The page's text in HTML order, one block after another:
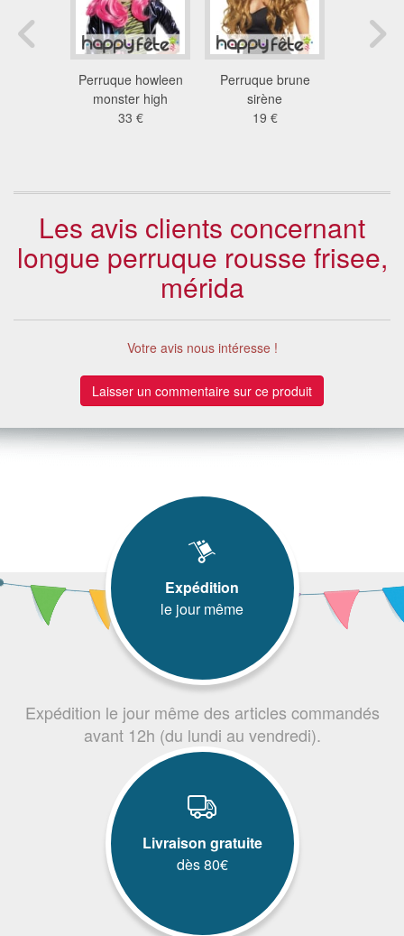
Perruque howleen
monster high
33 €
Perruque brune
sirène
19 €
Les avis clients concernant
longue perruque rousse frisee,
mérida
Votre avis nous intéresse !
Laisser un commentaire sur ce produit
Expédition
le jour même
Expédition le jour même des articles commandés
avant 12h (du lundi au vendredi).
Livraison gratuite
dès 80€